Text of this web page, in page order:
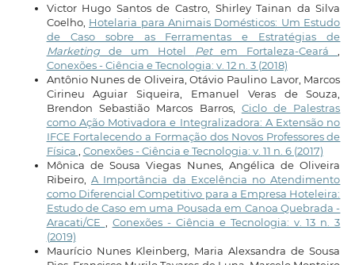
Victor Hugo Santos de Castro, Shirley Tainan da Silva
Coelho, Hotelaria para Animais Domésticos: Um Estudo
de Caso sobre as Ferramentas e Estratégias de
Marketingde um Hotel Petem Fortaleza-Ceará
Conexões - Ciência e Tecnologia: v. 12 n. 3 (2018)
Antônio Nunes de Oliveira, Otávio Paulino Lavor, Marcos
Cirineu Aguiar Siqueira, Emanuel Veras de Souza,
Brendon Sebastião Marcos Barros, Ciclo de Palestras
como Ação Motivadora e Integralizadora: A Extensão no
IFCE Fortalecendo a Formação dos Novos Professores de
Física
Conexões - Ciência e Tecnologia: v. 11 n. 6 (2017)
Mônica de Sousa Viegas Nunes, Angélica de Oliveira
Ribeiro, A Importância da Excelência no Atendimento
como Diferencial Competitivo para a Empresa Hoteleira:
Estudo de Caso em uma Pousada em Canoa Quebrada -
Aracati/CE
Conexões - Ciência e Tecnologia: v. 13 n. 3
(2019)
Maurício Nunes Kleinberg, Maria Alexsandra de Sousa